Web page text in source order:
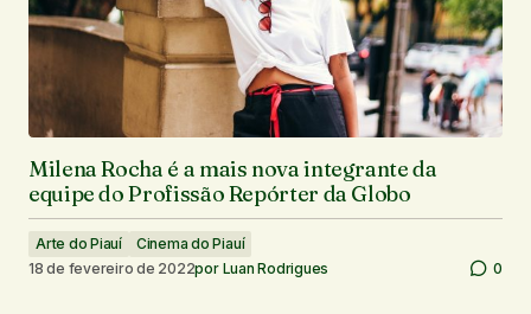
Milena Rocha é a mais nova integrante da
equipe do Profissão Repórter da Globo
Arte do Piauí
Cinema do Piauí
18 de fevereiro de 2022por Luan Rodrigues 0